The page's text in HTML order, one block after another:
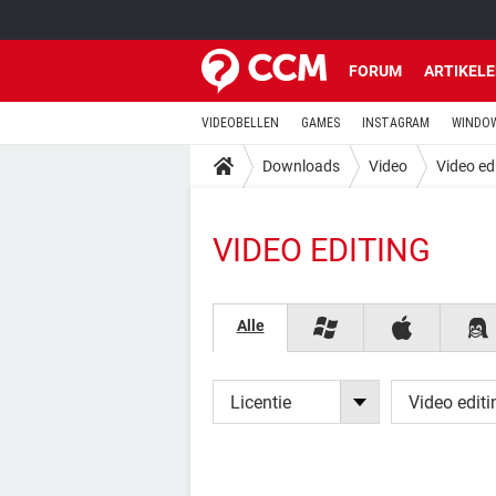
FORUM
VIDEOBELLEN GAMES INSTAGRAM
Downloads Video Video
VIDEO EDITING
Alle
Licentie Video